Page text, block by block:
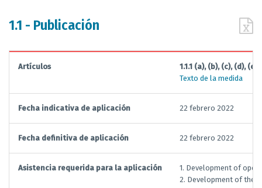
1.1 - Publicación
Artículos
1.1.1 (a), (b), (c), (d),
Texto de la medida
Fecha indicativa de aplicación 22 febrero 2022
Fecha definitiva de aplicación 22 febrero 2022
Asistencia requerida para la aplicación
1. Development of
2. Development of the